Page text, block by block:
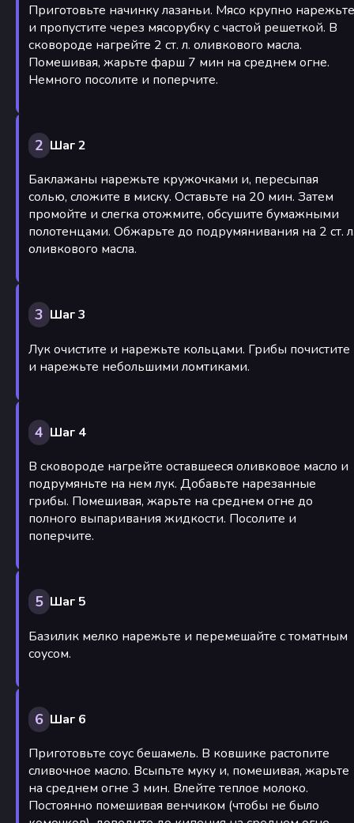
Приготовьте начинку лазаньи. Мясо крупно нарежьте
и пропустите через мясорубку с частой решеткой. В
сковороде нагрейте 2 ст. л. оливкового масла.
Помешивая, жарьте фарш 7 мин на среднем огне.
Немного посолите и поперчите.
2 Шаг 2
Баклажаны нарежьте кружочками и, пересыпая
солью, сложите в миску. Оставьте на 20 мин. Затем
промойте и слегка отожмите, обсушите бумажными
полотенцами. Обжарьте до подрумянивания на 2 ст.
оливкового масла.
3 Шаг 3
Лук очистите и нарежьте кольцами. Грибы почистите
и нарежьте небольшими ломтиками.
4 Шаг 4
В сковороде нагрейте оставшееся оливковое масло и
подрумяньте на нем лук. Добавьте нарезанные
грибы. Помешивая, жарьте на среднем огне до
полного выпаривания жидкости. Посолите и
поперчите.
5 Шаг 5
Базилик мелко нарежьте и перемешайте с томатным
соусом.
6 Шаг 6
Приготовьте соус бешамель. В ковшике растопите
сливочное масло. Всыпьте муку и, помешивая, жарьте
на среднем огне 3 мин. Влейте теплое молоко.
Постоянно помешивая венчиком (чтобы не было